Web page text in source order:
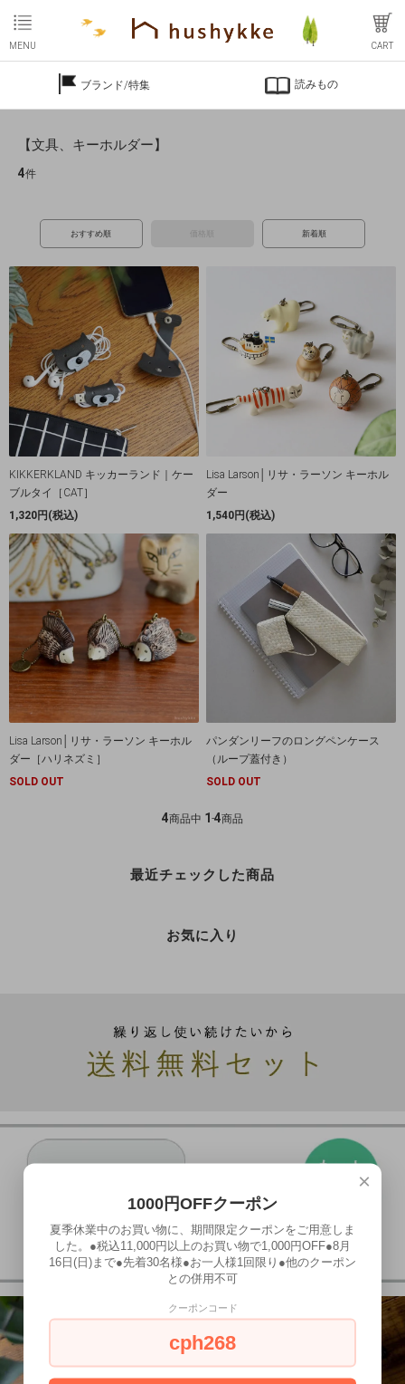
MENU CART
ブランド/特集 読みもの
【文具、キーホルダー】
4件
おすすめ順 新着順
KIKKERKLAND キッカーランド｜ケー
ブルタイ［CAT］
1,320円(税込)
Lisa Larson│リサ・ラーソン キーホル
ダー
1,540円(税込)
Lisa Larson│リサ・ラーソン キーホル
ダー［ハリネズミ］
SOLD OUT
パンダンリーフのロングペンケース
（ループ蓋付き）
SOLD OUT
4商品中 1 -4商品
最近チェックした商品
お気に入り
×
1000円OFFクーポン
夏季休業中のお買い物に、期間限定クーポンをご用意しま
した。●税込11,000円以上のお買い物で1,000円OFF●8月
16日(日)まで●先着30名様●お一人様1回限り●他のクーポン
との併用不可
クーポンコード
cph268